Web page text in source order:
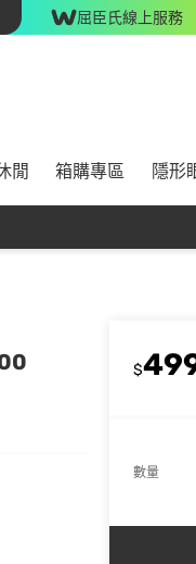
屈臣氏線上服務
閒 箱購專區 隱形
$
數量